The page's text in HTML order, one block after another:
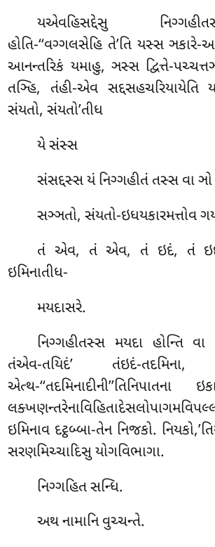
યએવહિસદ્દેસુ
હોતિ-‘‘વગ્ગલસેહિ તે’તિ યસ્સ ઞકારે-
આનન્તરિકં યમાહુ, ઞસ્સ દ્વિત્તે-
તઞ્હિ, તંહી-એવ સદ્દસહચરિયાયેતિ
સંયતો, સંયતો’તીધ
યે સંસ્સ
સંસદ્દસ્સ યં નિગ્ગહીતં તસ્સ વા ઞો
સઞ્ઞતો, સંયતો-ઇધયકારમત્તોવ
તં એવ, તં એવ, તં ઇદં, તં
ઇમિનાતીધ-
મયદાસરે.
નિગ્ગહીતસ્સ મયદા હોન્તિ
તંએવ-તયિદં’ તંઇદં-
એત્થ-
ઇમિનાવ દટ્ઠબ્બા-તેન નિજકો.
સરણમિચ્ચાદિસુ યોગવિભાગા.
નિગ્ગહિત સન્ધિ.
અથનામાનિ વુચ્ચન્તે.